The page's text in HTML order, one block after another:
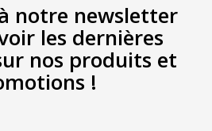
notre newsletter
les dernières
nos produits et
!